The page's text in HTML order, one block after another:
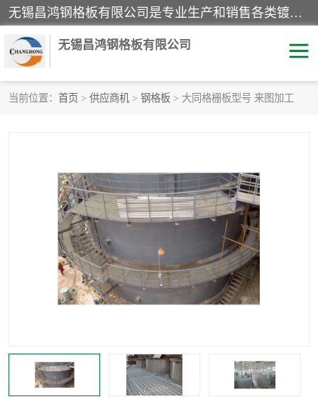
无锡昌鸿钢格板有限公司是专业生产和销售各类镀锌钢格板、镀锌钢格栅、不锈钢钢格及其相关产品的现代化企业。公司产品广泛运用于石油、化工、港口、电力、运输、造纸、医药、钢铁、食品、市政、房地产、制造业等各个领域。
无锡昌鸿钢格板有限公司
当前位置： 首页 > 供应商机 > 钢格板 > 大同格栅板型号 来图加工
钢格栅
齿形钢格板 钢格板
热镀锌钢格板 复合钢格板
钢格栅踏步板 插接钢格板